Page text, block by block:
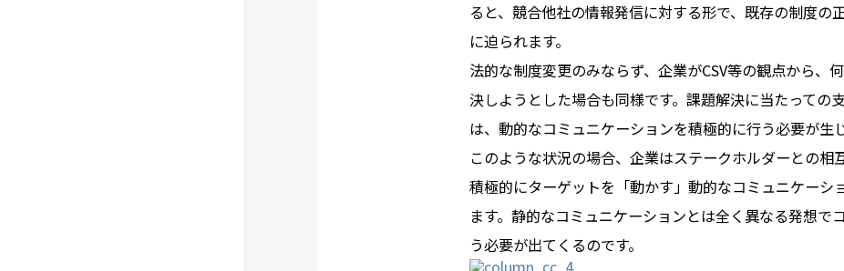
ると、競合他社の情報発信に対する形で、既存の制度の
に迫られます。
法的な制度変更のみならず、企業がCSV等の観点から、
決しようとした場合も同様です。課題解決に当たっての
は、動的なコミュニケーションを積極的に行う必要が生じ
このような状況の場合、企業はステークホルダーとの相
積極的にターゲットを「動かす」動的なコミュニケーシ
ます。静的なコミュニケーションとは全く異なる発想で
う必要が出てくるのです。